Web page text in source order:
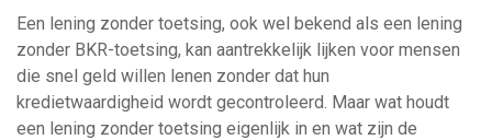
Een lening zonder toetsing, ook wel bekend als een lening
zonder BKR-toetsing, kan aantrekkelijk lijken voor mensen
die snel geld willen lenen zonder dat hun
kredietwaardigheid wordt gecontroleerd. Maar wat houdt
een lening zonder toetsing eigenlijk in en wat zijn de